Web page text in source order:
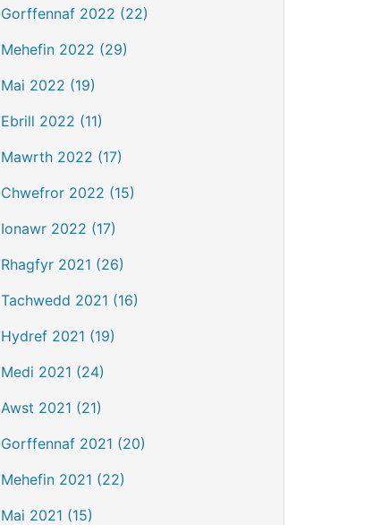
Gorffennaf 2022 (22)
Mehefin 2022 (29)
Mai 2022 (19)
Ebrill 2022 (11)
Mawrth 2022 (17)
Chwefror 2022 (15)
Ionawr 2022 (17)
Rhagfyr 2021 (26)
Tachwedd 2021 (16)
Hydref 2021 (19)
Medi 2021 (24)
Awst 2021 (21)
Gorffennaf 2021 (20)
Mehefin 2021 (22)
Mai 2021 (15)